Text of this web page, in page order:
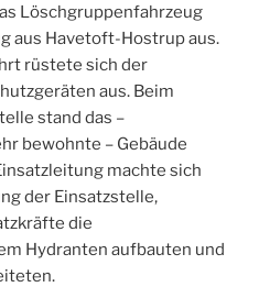
Löschgruppenfahrzeug
aus Havetoft-Hostrup aus.
rüstete sich der
aus. Beim
stand das –
bewohnte – Gebäude
machte sich
der Einsatzstelle,
die
Hydranten aufbauten und